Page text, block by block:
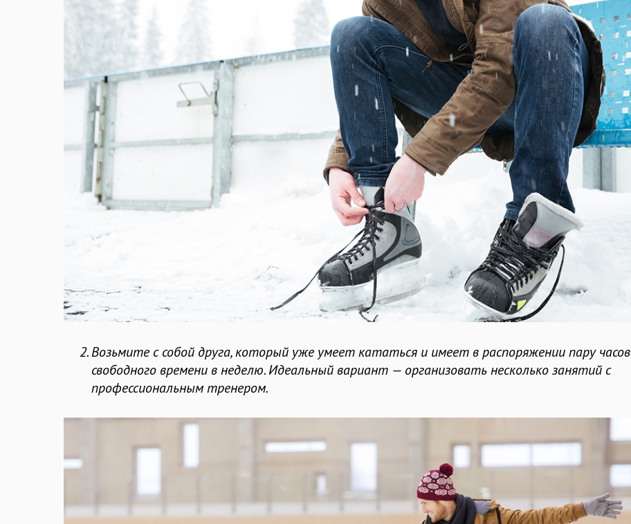
Возьмите с собой друга, который уже умеет кататься и имеет в распоряжении пару часов
свободного времени в неделю. Идеальный вариант — организовать несколько занятий с
профессиональным тренером.